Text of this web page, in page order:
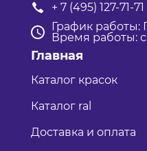
+ 7 (495) 127-71-71
График работы:
Время работы: с
Главная
Каталог красок
Каталог ral
Доставка и оплата